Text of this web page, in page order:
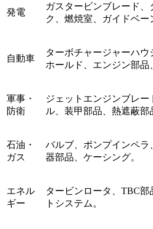
発電
ガスタービンブレード、
ク、燃焼室、ガイドベー
自動車
ターボチャージャーハウ
ホールド、エンジン部品
軍事・
防衛
ジェットエンジンブレ
ル、装甲部品、熱遮蔽部
石油・
ガス
バルブ、ポンプインペラ
器部品、ケーシング。
エネル
ギー
タービンロータ、TBC部
トシステム。